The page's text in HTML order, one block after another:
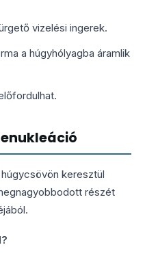
vizelési ingerek.
a húgyhólyagba áramlik
keresztül
részét